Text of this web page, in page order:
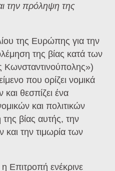
την πρόληψη της
της Ευρώπης για την
της βίας κατά των
Κωνσταντινούπολης»)
που ορίζει νομικά
θεσπίζει ένα
και πολιτικών
βίας αυτής, την
την τιμωρία των
Επιτροπή ενέκρινε